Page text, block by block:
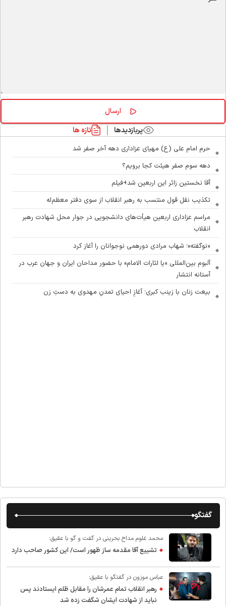
پربازدیدها تازه ها
حرم امام علی (ع) مهیای عزاداری دهه آخر صفر شد
دهه سوم صفر هیئت کجا برویم؟
آقا نخستین زائر این اربعین شد+فیلم
تکذیب نقل قول منتسب به رهبر انقلاب از سوی دفتر معظم‌له
مراسم عزاداری اربعین هیأت‌های دانشجویی در جوار محل شهادت رهبر
انقلاب
«نوگفته»؛ شهاب مرادی دورهمی نوجوانان را آغاز کرد
آلبوم بین‌المللی «یا لثارات الامام» با حضور مداحان ایران و جهان عرب در
آستانه انتشار
بیعت زنان با زینب کبری؛ آغازِ احیای تمدنِ مهدوی به دستِ زن
گفتگو
محمد غلوم مداح بحرینی در گفت و گو با عقیق:
تشییع آقا مقدمه ساز ظهور است/ این کشور صاحب دارد
عباس موزون در گفتگو با عقیق:
رهبر انقلاب تمام عمرشان را مقابل ظلم ایستادند پس
نباید از شهادت ایشان شگفت زده شد